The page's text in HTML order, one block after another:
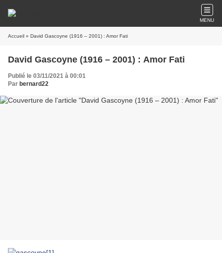
MENU
Accueil » David Gascoyne (1916 – 2001) : Amor Fati
David Gascoyne (1916 – 2001) : Amor Fati
Publié le 03/11/2021 à 00:01
Par bernard22